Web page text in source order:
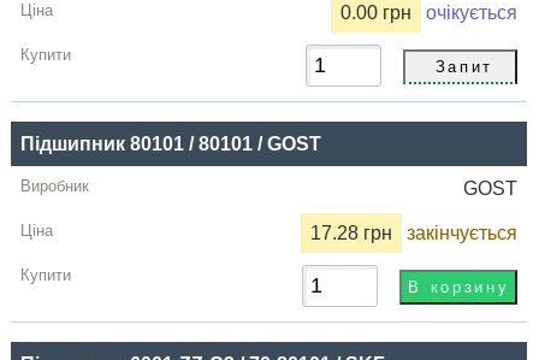
0.00 грн очікується
Підшипник 80101 / 80101 / GOST
GOST
17.28 грн закінчується